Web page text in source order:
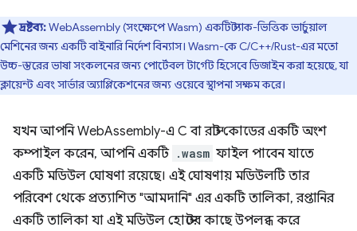
দ্রষ্টব্য:WebAssembly (সংক্ষেপে Wasm) একটি স্ট্যাক-ভিত্তিক ভার্চুয়াল
মেশিনের জন্য একটি বাইনারি নির্দেশ বিন্যাস। Wasm-কে C/C++/Rust-এর মতো
উচ্চ-স্তরের ভাষা সংকলনের জন্য পোর্টেবল টার্গেট হিসেবে ডিজাইন করা হয়েছে, যা
ক্লায়েন্ট এবং সার্ভার অ্যাপ্লিকেশনের জন্য ওয়েবে স্থাপনা সক্ষম করে।
যখন আপনি WebAssembly-এ C বা রাস্ট কোডের একটি অংশ
কম্পাইল করেন, আপনি একটি .wasm ফাইল পাবেন যাতে
একটি মডিউল ঘোষণা রয়েছে। এই ঘোষণায় মডিউলটি তার
পরিবেশ থেকে প্রত্যাশিত "আমদানি" এর একটি তালিকা, রপ্তানির
একটি তালিকা যা এই মডিউল হোস্টের কাছে উপলব্ধ করে